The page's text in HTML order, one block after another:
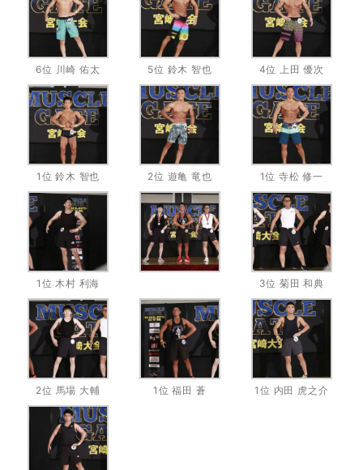
6位 川崎 佑太 5位 鈴木 智也 4位 上田 優次
1位 鈴木 智也 2位 遊亀 竜也 1位 寺松 修一
1位 木村 利海 3位 菊田 和典
2位 馬場 大輔 1位 福田 蒼 1位 内田 虎之介